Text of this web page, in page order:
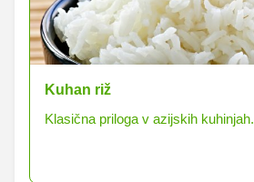
Kuhan riž
Klasična priloga v azijskih kuhinjah.